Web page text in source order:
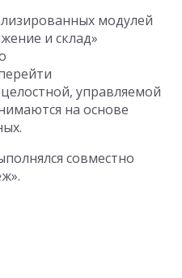
модулей
и склад»
управляемой
на основе
совместно